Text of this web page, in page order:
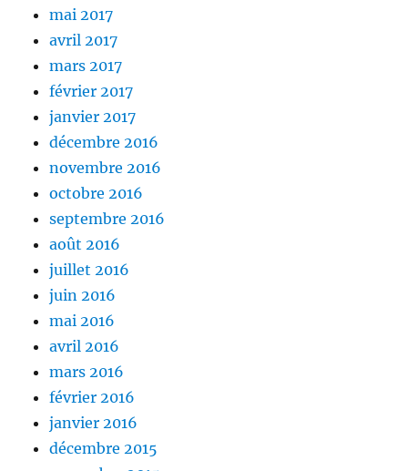
mai 2017
avril 2017
mars 2017
février 2017
janvier 2017
décembre 2016
novembre 2016
octobre 2016
septembre 2016
août 2016
juillet 2016
juin 2016
mai 2016
avril 2016
mars 2016
février 2016
janvier 2016
décembre 2015